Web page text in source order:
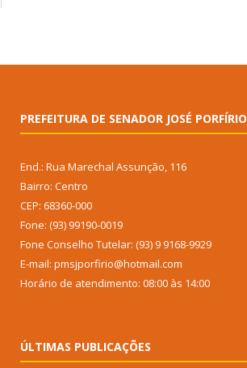
PREFEITURA DE SENADOR JOSÉ PORFÍRIO
End.: Rua Marechal Assunção, 116
Bairro: Centro
CEP: 68360-000
Fone: (93) 99190-0019
Fone Conselho Tutelar: (93) 9 9168-9929
E-mail: pmsjporfirio@hotmail.com
Horário de atendimento: 08:00 às 14:00
ÚLTIMAS PUBLICAÇÕES